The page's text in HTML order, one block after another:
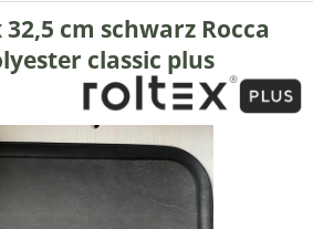
cm schwarz Rocca
classic plus